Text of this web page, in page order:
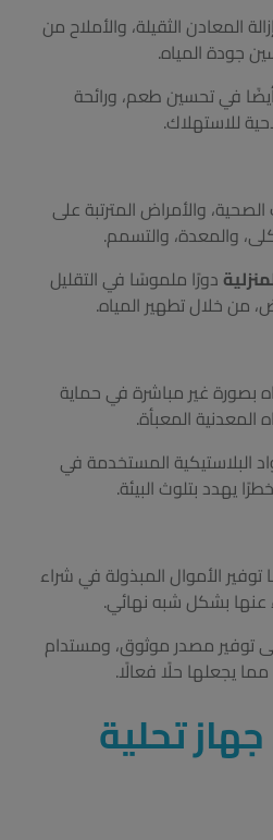
المعادن الثقيلة، والأملاح من
جودة المياه.
في تحسين طعم، ورائحة
للاستهلاك.
والأمراض المترتبة على
والمعدة، والتسمم.
دورًا ملموسًا في التقليل
من خلال تطهير المياه.
بصورة غير مباشرة في حماية
المعدنية المعبأة.
البلاستيكية المستخدمة في
يهدد بتلوث البيئة.
توفير الأموال المبذولة في شراء
عنها بشكل شبه نهائي.
توفير مصدر موثوق، ومستدام
يجعلها حلًا فعالًا.
تحلية